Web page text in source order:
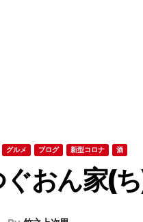
グルメ ブログ 新型コロナ 酒
ぐおん家(